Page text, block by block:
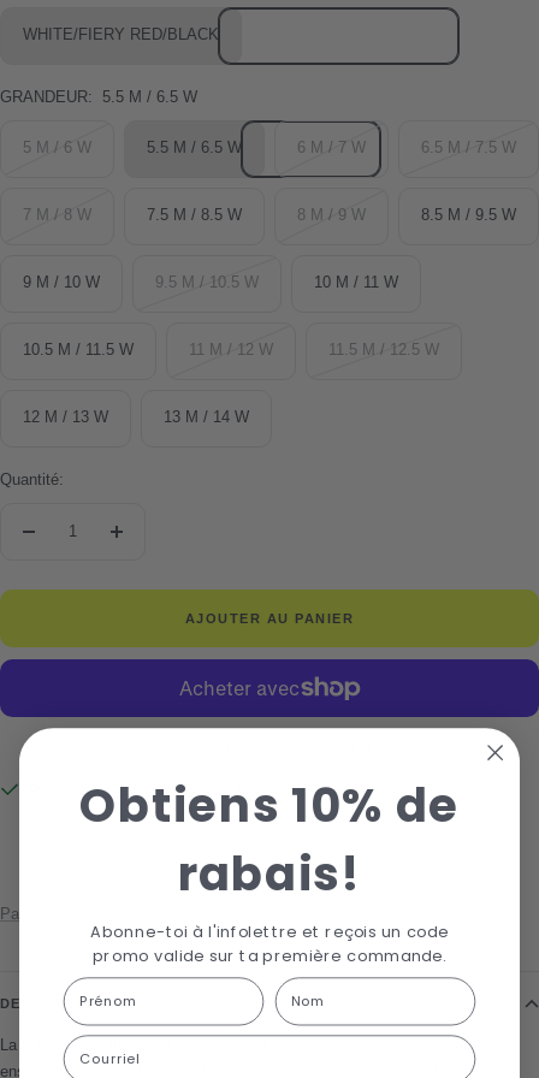
WHITE/FIERY RED/BLACK
GRANDEUR: 5.5 M / 6.5 W
5 M / 6 W 5.5 M / 6.5 W 6 M / 7 W 6.5 M / 7.5 W
7 M / 8 W 7.5 M / 8.5 W 8 M / 9 W 8.5 M / 9.5 W
9 M / 10 W 9.5 M / 10.5 W 10 M / 11 W
10.5 M / 11.5 W 11 M / 12 W 11.5 M / 12.5 W
12 M / 13 W 13 M / 14 W
Quantité:
Réduire
quantité
Augmenter
quantité
AJOUTER AU PANIER
Récupération disponible à La Boutique Du Lac
Habituellement prête en 24 heures
Partager
DESCRIPTION
La S/LAB Spectur offre l’exclusivité des technologies de course dans un
ensemble complet. L’association des composants innovants et de la
Obtiens 10% de
rabais!
Abonne-toi à l'infolettre et reçois un code
promo valide sur ta première commande.
First Name Last name
Courriel